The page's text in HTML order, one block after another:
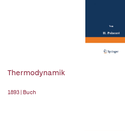
Thermodynamik
1893 | Buch